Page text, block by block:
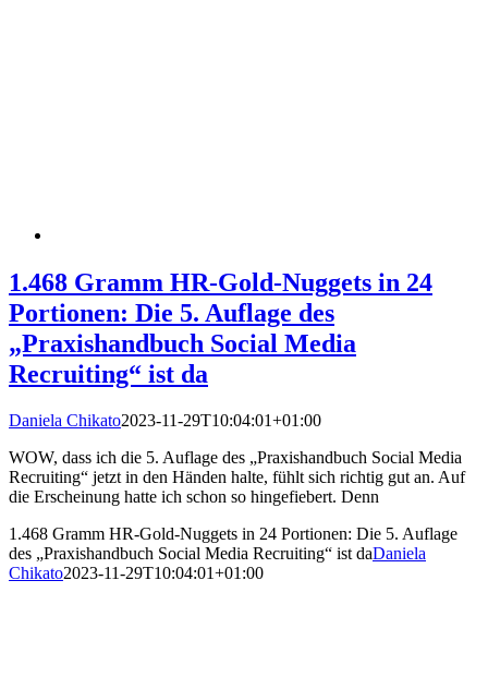
1.468 Gramm HR-Gold-Nuggets in 24
Portionen: Die 5. Auflage des
„Praxishandbuch Social Media
Recruiting“ ist da
Daniela Chikato2023-11-29T10:04:01+01:00
WOW, dass ich die 5. Auflage des „Praxishandbuch Social Media
Recruiting“ jetzt in den Händen halte, fühlt sich richtig gut an. Auf
die Erscheinung hatte ich schon so hingefiebert. Denn
1.468 Gramm HR-Gold-Nuggets in 24 Portionen: Die 5. Auflage
des „Praxishandbuch Social Media Recruiting“ ist daDaniela
Chikato2023-11-29T10:04:01+01:00